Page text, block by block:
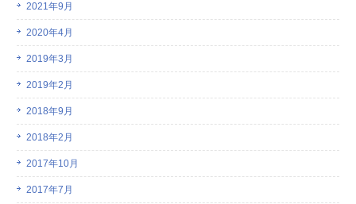
2021年9月
2020年4月
2019年3月
2019年2月
2018年9月
2018年2月
2017年10月
2017年7月